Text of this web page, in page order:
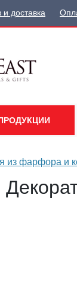
и доставка
из фарфора и